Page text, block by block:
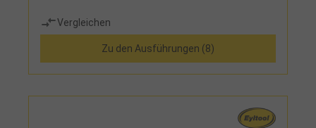
Vergleichen
Zu den Ausführungen (8)